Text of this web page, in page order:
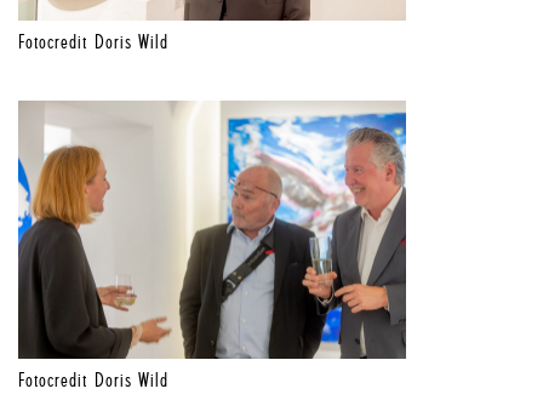
Fotocredit Doris Wild
Fotocredit Doris Wild